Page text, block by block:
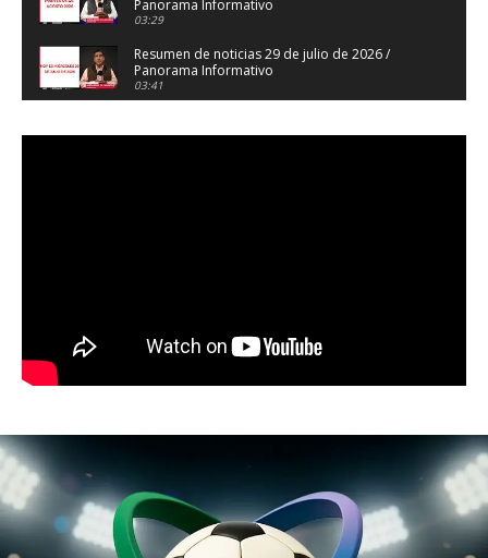
Panorama Informativo
03:29
Resumen de noticias 29 de julio de 2026 /
Panorama Informativo
03:41
Panorama Informativo